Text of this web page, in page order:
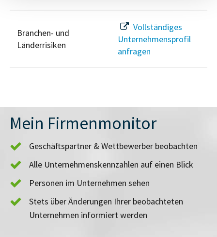
Branchen- und
Länderrisiken
Vollständiges
Unternehmensprofil
anfragen
Mein Firmenmonitor
Geschäftspartner & Wettbewerber beobachten
Alle Unternehmenskennzahlen auf einen Blick
Personen im Unternehmen sehen
Stets über Änderungen Ihrer beobachteten
Unternehmen informiert werden